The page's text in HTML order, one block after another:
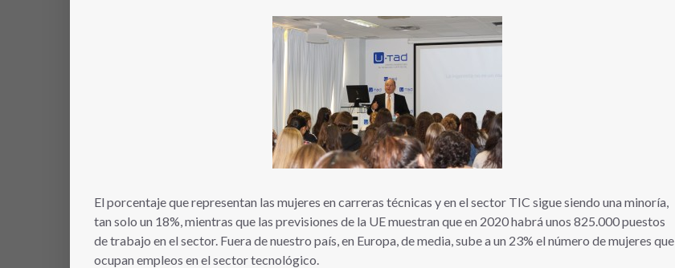
El porcentaje que representan las mujeres en carreras técnicas y en el sector TIC sigue siendo una minoría,
tan solo un 18%, mientras que las previsiones de la UE muestran que en 2020 habrá unos 825.000 puestos
de trabajo en el sector. Fuera de nuestro país, en Europa, de media, sube a un 23% el número de mujeres que
ocupan empleos en el sector tecnológico.